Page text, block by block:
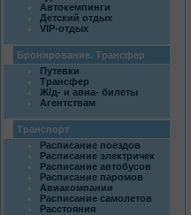
Автокемпинги
Детский отдых
VIP-отдых
Бронирование. Трансфер
Путевки
Трансфер
Ж/д- и авиа- билеты
Агентствам
Транспорт
Расписание поездов
Расписание электричек
Расписание автобусов
Расписание паромов
Авиакомпании
Расписание самолетов
Расстояния